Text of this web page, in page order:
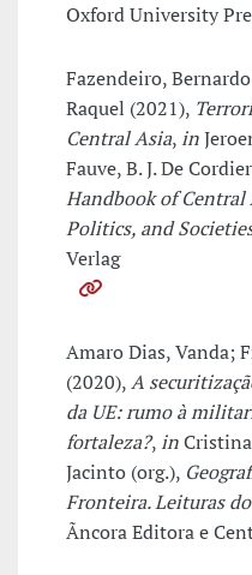
Oxford University
Fazendeiro,
Raquel (2021),
Central Asia,in
Fauve, B. J. De
Handbook of Central
Politics, and
Verlag
Amaro Dias, Vanda;
(2020),A
da UE: rumo à
fortaleza?,in
Jacinto (org.),
Fronteira. Leituras
Ãncora Editora e